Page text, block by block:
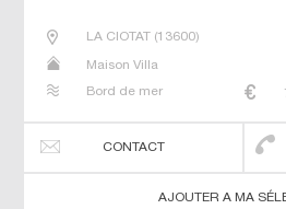
LA CIOTAT(13600)
Maison Villa
Bord de mer
CONTACT
AJOUTER A MA